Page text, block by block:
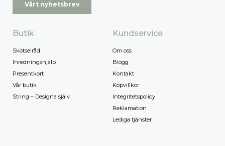
Vårt nyhetsbrev
Butik
Skötselråd
Inredningshjälp
Presentkort
Vår butik
String – Designa själv
Kundservice
Om oss
Blogg
Kontakt
Köpvillkor
Integritetspolicy
Reklamation
Lediga tjänster